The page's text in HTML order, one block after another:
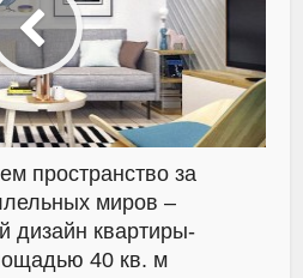
пространство за
миров –
дизайн квартиры-
40 кв. м